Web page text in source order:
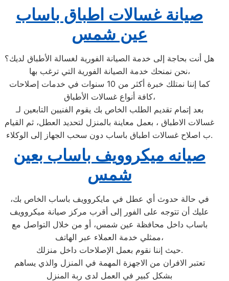
صيانة غسالات اطباق باساب
عين شمس
هل أنت بحاجة إلى خدمة الصيانة الفورية لغسالة الأطباق لديك؟
نحن نمنحك خدمة الصيانة الفورية التي ترغب بها،
كما إننا نمتلك خبرة أكثر من 10 سنوات في خدمات إصلاحات
كافة أنواع غسالات الأطباق،
بعد إتمام تقديم الطلب الخاص بك يقوم الفنيين التابعين لـ
غسالات الاطباق ، بعمل معاينة بالمنزل لتحديد العطل، ثم القيام
ب اصلاح غسالات اطباق باساب دون سحب الجهاز إلى الوكلاء.
صيانه ميكروويف باساب بعين
شمس
في حالة حدوث أي عطل في مايكروويف باساب الخاص بك،
عليك أن تتوجه على الفور إلى أقرب مركز صيانة ميكروويف
باساب داخل محافظة عين شمس، أو من خلال التواصل مع
ممثلي خدمة العملاء عبر الهاتف،
حيث إننا نقوم بعمل الإصلاحات داخل منزلك.
تعتبر الافران من الاجهزة المهمة في المنزل والذي يساهم
بشكل كبير في العمل لدى ربة المنزل